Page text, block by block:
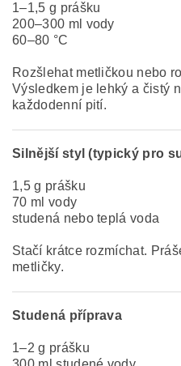
1–1,5 g prášku
200–300 ml vody
60–80 °C
Rozšlehat metličkou nebo
Výsledkem je lehký a čistý
každodenní pití.
Silnější styl (typický pro
1,5 g prášku
70 ml vody
studená nebo teplá voda
Stačí krátce rozmíchat.
metličky.
Studená příprava
1–2 g prášku